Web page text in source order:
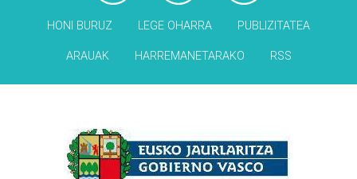
HONI BURUZ LEGE OHARRA PUBLIZITATEA
ARAUAK HARREMANETARAKO RSS